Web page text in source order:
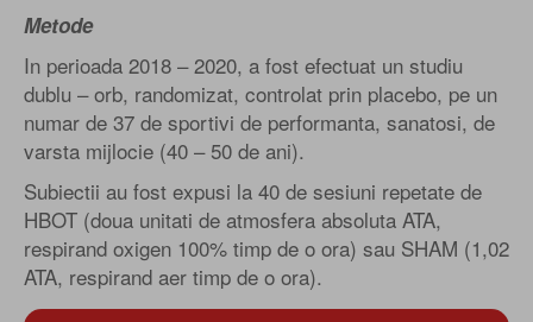
Metode
In perioada 2018 – 2020, a fost efectuat un studiu
dublu – orb, randomizat, controlat prin placebo, pe un
numar de 37 de sportivi de performanta, sanatosi, de
varsta mijlocie (40 – 50 de ani).
Subiectii au fost expusi la 40 de sesiuni repetate de
HBOT (doua unitati de atmosfera absoluta ATA,
respirand oxigen 100% timp de o ora) sau SHAM (1,02
ATA, respirand aer timp de o ora).